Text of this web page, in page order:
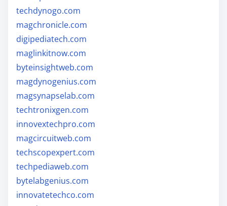
techdynogo.com
magchronicle.com
digipediatech.com
maglinkitnow.com
byteinsightweb.com
magdynogenius.com
magsynapselab.com
techtronixgen.com
innovextechpro.com
magcircuitweb.com
techscopexpert.com
techpediaweb.com
bytelabgenius.com
innovatetechco.com